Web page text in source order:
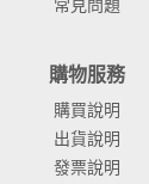
購物服務
購買說明
出貨說明
發票說明